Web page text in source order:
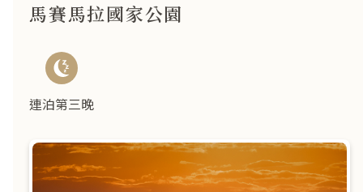
馬賽馬拉國家公園
連泊第三晚